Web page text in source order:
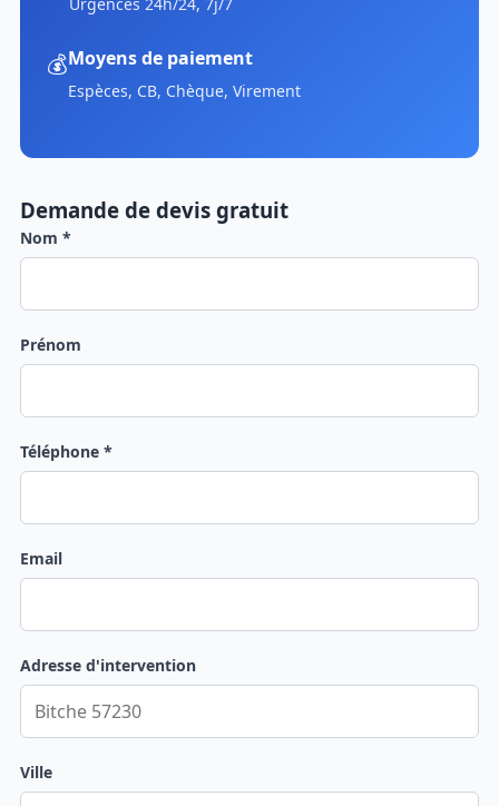
💰Moyens de paiement
Espèces, CB, Chèque, Virement
Demande de devis gratuit
Nom *
Prénom
Téléphone *
Email
Adresse d'intervention
Ville